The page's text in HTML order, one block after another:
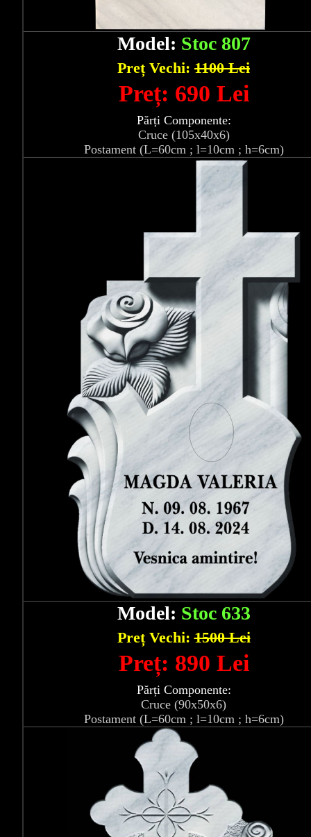
Model: Stoc 807
Preț Vechi: 1100 Lei
Preț: 690 Lei
Părți Componente:
Cruce (105x40x6)
Postament (L=60cm ; l=10cm ; h=6cm)
Model: Stoc 633
Preț Vechi:1500 Lei
Preț: 890 Lei
Părți Componente:
Cruce (90x50x6)
Postament (L=60cm ; l=10cm ; h=6cm)